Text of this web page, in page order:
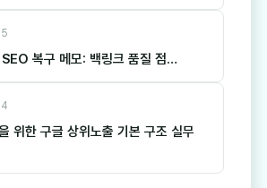
복구 메모: 백링크 품질 점…
위한 구글 상위노출 기본 구조 실무